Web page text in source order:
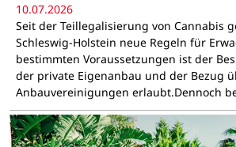
10.07.2026
Seit der Teillegalisierung von Cannabis
Schleswig-Holstein neue Regeln für
bestimmten Voraussetzungen ist der
der private Eigenanbau und der Bezug
Anbauvereinigungen erlaubt.Dennoch